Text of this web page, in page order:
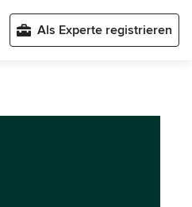
Als Experte registrieren